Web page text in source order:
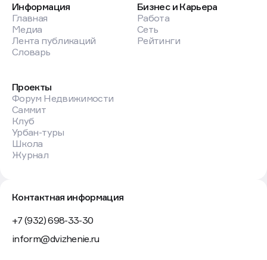
Информация
Главная
Медиа
Лента публикаций
Словарь
Бизнес и Карьера
Работа
Сеть
Рейтинги
Проекты
Форум Недвижимости
Саммит
Клуб
Урбан-туры
Школа
Журнал
Контактная информация
+7 (932) 698-33-30
inform@dvizhenie.ru